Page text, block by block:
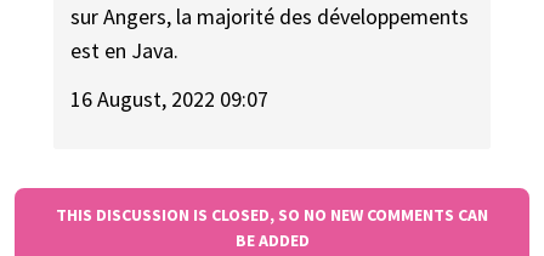
sur Angers, la majorité des développements
est en Java.
16 August, 2022 09:07
THIS DISCUSSION IS CLOSED, SO NO NEW COMMENTS CAN
BE ADDED